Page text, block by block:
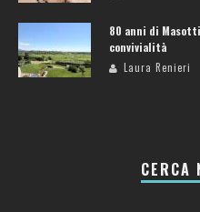
80 anni di
convivialità
Laura Renieri
CERCA